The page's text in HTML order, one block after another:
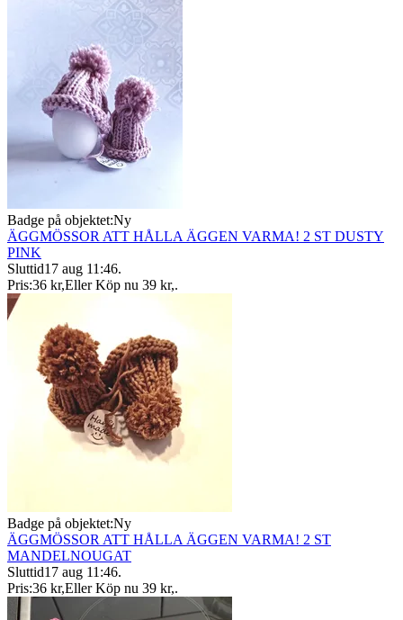
Badge på objektet:Ny
ÄGGMÖSSOR ATT HÅLLA ÄGGEN VARMA! 2 ST DUSTY
PINK
Sluttid17 aug 11:46.
Pris:36 kr,Eller Köp nu 39 kr,.
Badge på objektet:Ny
ÄGGMÖSSOR ATT HÅLLA ÄGGEN VARMA! 2 ST
MANDELNOUGAT
Sluttid17 aug 11:46.
Pris:36 kr,Eller Köp nu 39 kr,.